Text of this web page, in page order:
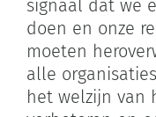
signaal dat we
doen en onze
moeten
alle
het welzijn van